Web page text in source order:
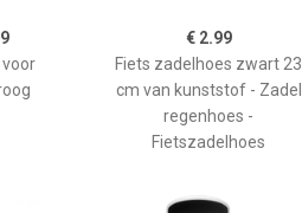
€ 2.99
Fiets zadelhoes zwart 23
cm van kunststof - Zadel
regenhoes -
Fietszadelhoes